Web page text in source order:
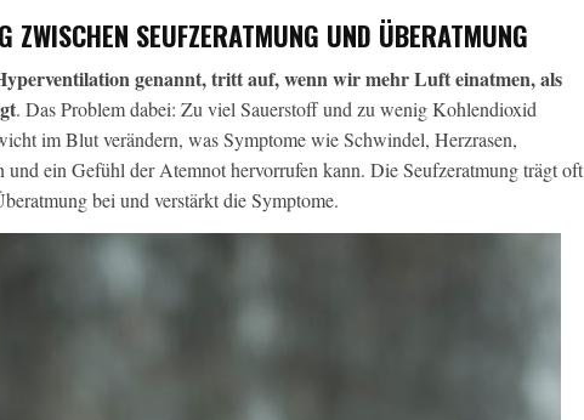
ZWISCHEN SEUFZERATMUNG UND ÜBERATMUNG
genannt, tritt auf, wenn wir mehr Luft einatmen, als
. Das Problem dabei: Zu viel Sauerstoff und zu wenig Kohlendioxid
im Blut verändern, was Symptome wie Schwindel, Herzrasen,
und ein Gefühl der Atemnot hervorrufen kann. Die Seufzeratmung trägt oft
bei und verstärkt die Symptome.